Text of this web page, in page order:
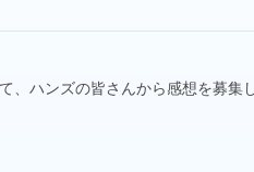
、ハンズの皆さんから感想を募集